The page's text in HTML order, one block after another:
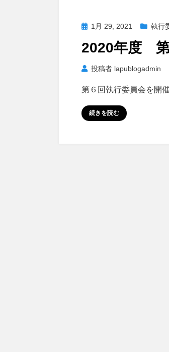
投
日:
1月 29, 2021 執行
2020年度 第
投稿者 lapublogadmin
第６回執行委員会を開
続きを読む